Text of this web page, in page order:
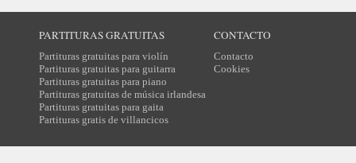
PARTITURAS GRATUITAS
Partituras gratuitas para violín
Partituras gratuitas para guitarra
Partituras gratuitas para piano
Partituras gratuitas de música irlandesa
Partituras gratuitas para gaita
Partituras gratis de villancicos
CONTACTO
Contacto
Cookies